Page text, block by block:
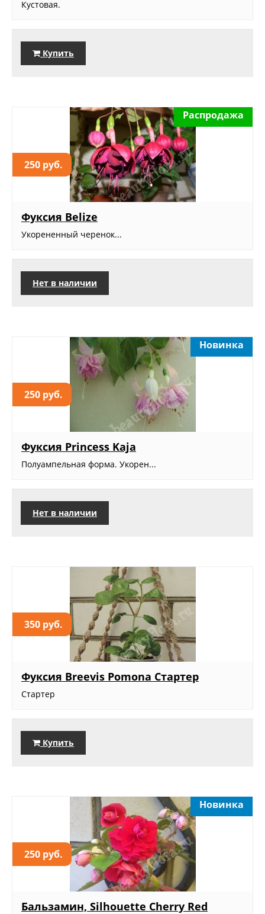
Кустовая.
Купить
250 руб.
Распродажа
Фуксия Belize
Укорененный черенок...
Нет в наличии
250 руб.
Новинка
Фуксия Princess Kaja
Полуампельная форма. Укорен...
Нет в наличии
350 руб.
Фуксия Breevis Pomona Стартер
Стартер
Купить
250 руб.
Новинка
Бальзамин, Silhouette Cherry Red